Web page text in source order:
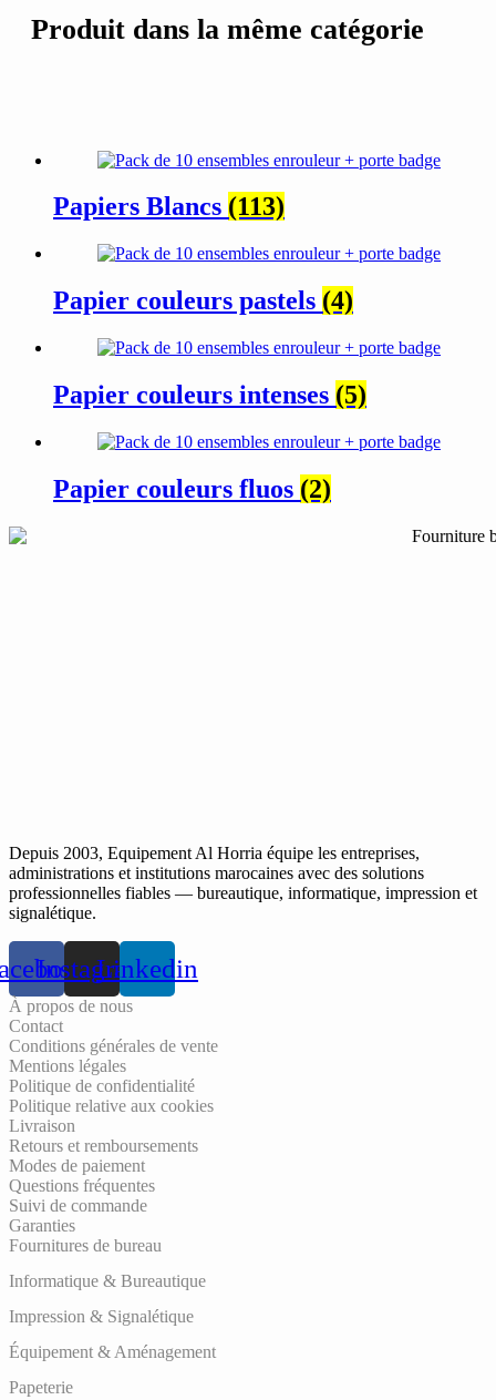
Produit dans la même catégorie
Papiers Blancs (113)
Papier couleurs pastels (4)
Papier couleurs intenses (5)
Papier couleurs fluos (2)
Depuis 2003, Equipement Al Horria équipe les entreprises,
administrations et institutions marocaines avec des solutions
professionnelles fiables — bureautique, informatique, impression et
signalétique.
InstagramLinkedin
À propos de nous
Contact
Conditions générales de vente
Mentions légales
Politique de confidentialité
Politique relative aux cookies
Livraison
Retours et remboursements
Modes de paiement
Questions fréquentes
Suivi de commande
Garanties
Fournitures de bureau
Informatique & Bureautique
Impression & Signalétique
Équipement & Aménagement
Papeterie